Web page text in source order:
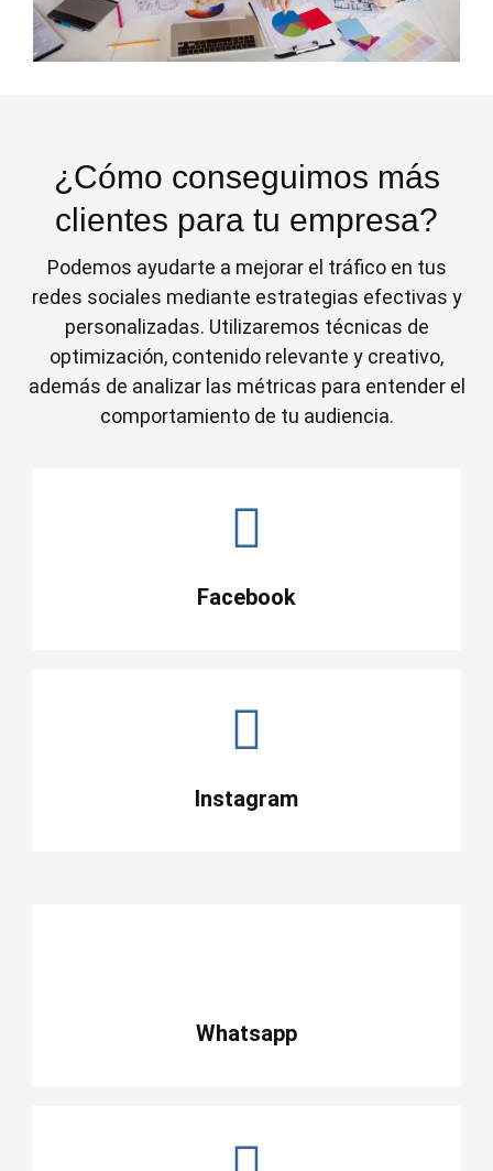
¿Cómo conseguimos más
clientes para tu empresa?
Podemos ayudarte a mejorar el tráfico en tus
redes sociales mediante estrategias efectivas y
personalizadas. Utilizaremos técnicas de
optimización, contenido relevante y creativo,
además de analizar las métricas para entender el
comportamiento de tu audiencia.
Facebook
Instagram
Whatsapp